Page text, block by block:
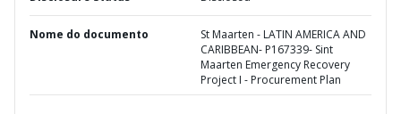
Nome do documento
St Maarten - LATIN AMERICA AND
CARIBBEAN- P167339- Sint
Maarten Emergency Recovery
Project I - Procurement Plan